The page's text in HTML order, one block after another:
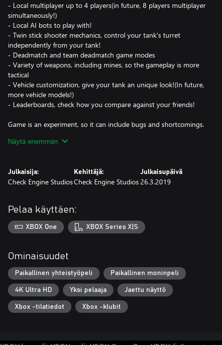
- Local multiplayer up to 4 players(in future, 8 players multiplayer
simultaneously!)
- Local AI bots to play with!
- Twin stick shooter mechanics, control your tank's turret
independently from your tank!
- Deadmatch and team deadmatch game modes
- Variety of weapons, including mines, so the gameplay is more
tactical
- Vehicle customization, give your tank an unique look!(In future,
more vehicle models!)
- Leaderboards, check how you compare against your friends!
Game is an experiment, so it can include bugs and shortcomings.
more. In future I plan to include:
- TPP view, along with split screen
- Online multiplayer
Näytä enemmän
Julkaisija:
Check Engine Studios
Kehittäjä:
Check Engine Studios
Julkaisupäivä
26.3.2019
Pelaa käyttäen:
XBOX One XBOX Series X|S
Ominaisuudet
Paikallinen yhteistyöpeli Paikallinen moninpeli
4K Ultra HD Yksi pelaaja Jaettu näyttö
Xbox -tilatiedot Xbox -klubit